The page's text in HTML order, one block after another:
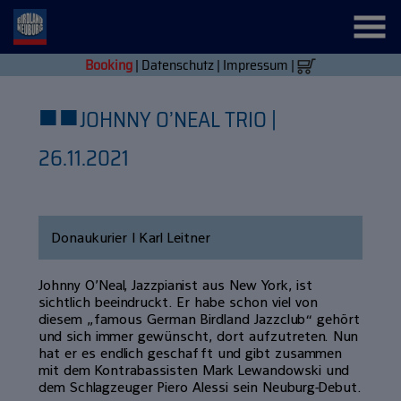
Booking| Datenschutz| Impressum |
■■JOHNNY O’NEAL TRIO |
26.11.2021
Donaukurier | Karl Leitner
Johnny O’Neal, Jazzpia­nist aus New York, ist
sichtlich beein­druckt. Er habe schon viel von
diesem „famous German Birdland Jazzclub“ ge­hört
und sich immer gewünscht, dort aufzutreten. Nun
hat er es endlich ge­schafft und gibt zusammen
mit dem Kontrabassisten Mark Lewandowski und
dem Schlagzeuger Piero Alessi sein Neu­burg-Debut.